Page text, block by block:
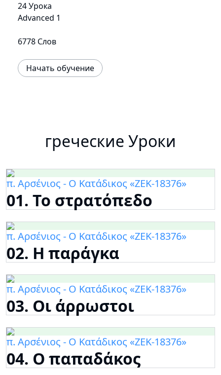
24 Урока
Advanced 1
6778 Слов
Начать обучение
греческие Уроки
π. Αρσένιος - Ο Κατάδικος «ΖΕΚ-18376»
01. Το στρατόπεδο
π. Αρσένιος - Ο Κατάδικος «ΖΕΚ-18376»
02. Η παράγκα
π. Αρσένιος - Ο Κατάδικος «ΖΕΚ-18376»
03. Οι άρρωστοι
π. Αρσένιος - Ο Κατάδικος «ΖΕΚ-18376»
04. Ο παπαδάκος